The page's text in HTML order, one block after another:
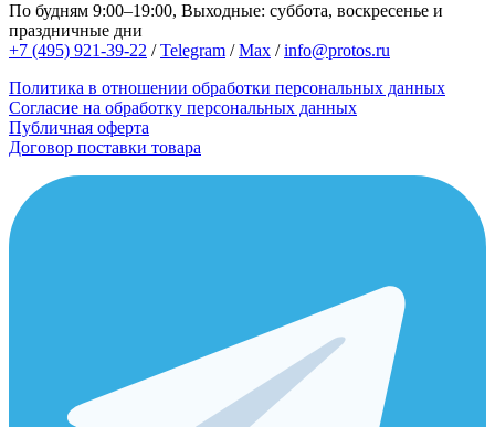
По будням 9:00–19:00, Выходные: суббота, воскресенье и
праздничные дни
+7 (495) 921-39-22 /Telegram /Max /info@protos.ru
Политика в отношении обработки персональных данных
Согласие на обработку персональных данных
Публичная оферта
Договор поставки товара